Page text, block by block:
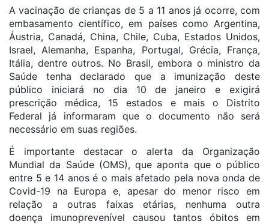
A vacinação de crianças de 5 a 11 anos já ocorre, com
embasamento científico, em países como Argentina,
Áustria, Canadá, China, Chile, Cuba, Estados Unidos,
Israel, Alemanha, Espanha, Portugal, Grécia, França,
Itália, dentre outros. No Brasil, embora o ministro da
Saúde tenha declarado que a imunização deste
público iniciará no dia 10 de janeiro e exigirá
prescrição médica, 15 estados e mais o Distrito
Federal já informaram que o documento não será
necessário em suas regiões.
É importante destacar o alerta da Organização
Mundial da Saúde (OMS), que aponta que o público
entre 5 e 14 anos é o mais afetado pela nova onda de
Covid-19 na Europa e, apesar do menor risco em
relação a outras faixas etárias, nenhuma outra
doença imunoprevenível causou tantos óbitos em